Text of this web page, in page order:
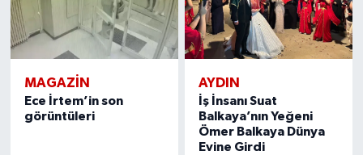
MAGAZIN
Ece İrtem’in son
görüntüleri
AYDIN
İş İnsanı Suat
Balkaya’nın Yeğeni
Ömer Balkaya Dünya
Evine Girdi